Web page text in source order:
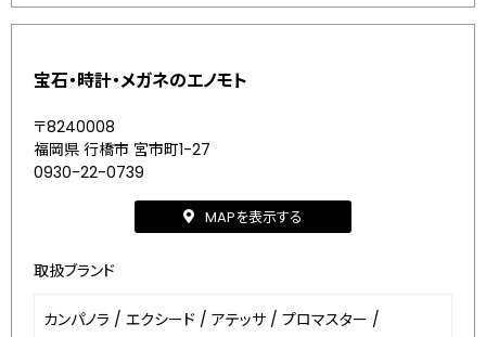
宝石・時計・メガネのエノモト
〒8240008
福岡県 行橋市 宮市町1-27
0930-22-0739
MAPを表示する
取扱ブランド
カンパノラ / エクシード / アテッサ / プロマスター /